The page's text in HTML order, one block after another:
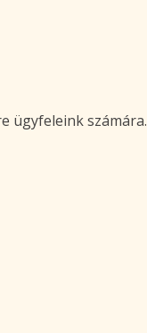
ügyfeleink számára.